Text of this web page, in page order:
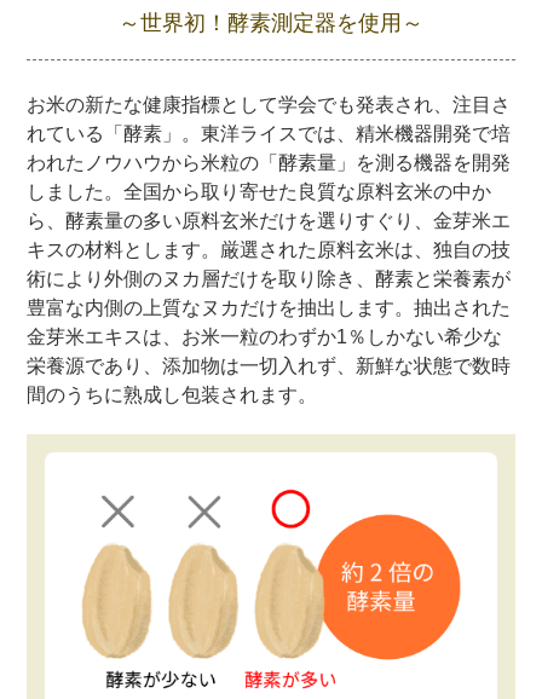
～世界初！酵素測定器を使用～
お米の新たな健康指標として学会でも発表され、注目さ
れている「酵素」。東洋ライスでは、精米機器開発で培
われたノウハウから米粒の「酵素量」を測る機器を開発
しました。全国から取り寄せた良質な原料玄米の中か
ら、酵素量の多い原料玄米だけを選りすぐり、金芽米エ
キスの材料とします。厳選された原料玄米は、独自の技
術により外側のヌカ層だけを取り除き、酵素と栄養素が
豊富な内側の上質なヌカだけを抽出します。抽出された
金芽米エキスは、お米一粒のわずか1％しかない希少な
栄養源であり、添加物は一切入れず、新鮮な状態で数時
間のうちに熟成し包装されます。